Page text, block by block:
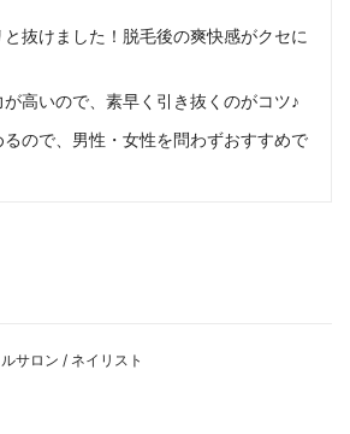
抜けました！脱毛後の爽快感がクセに
高いので、素早く引き抜くのがコツ♪
るので、男性・女性を問わずおすすめで
サロン / ネイリスト